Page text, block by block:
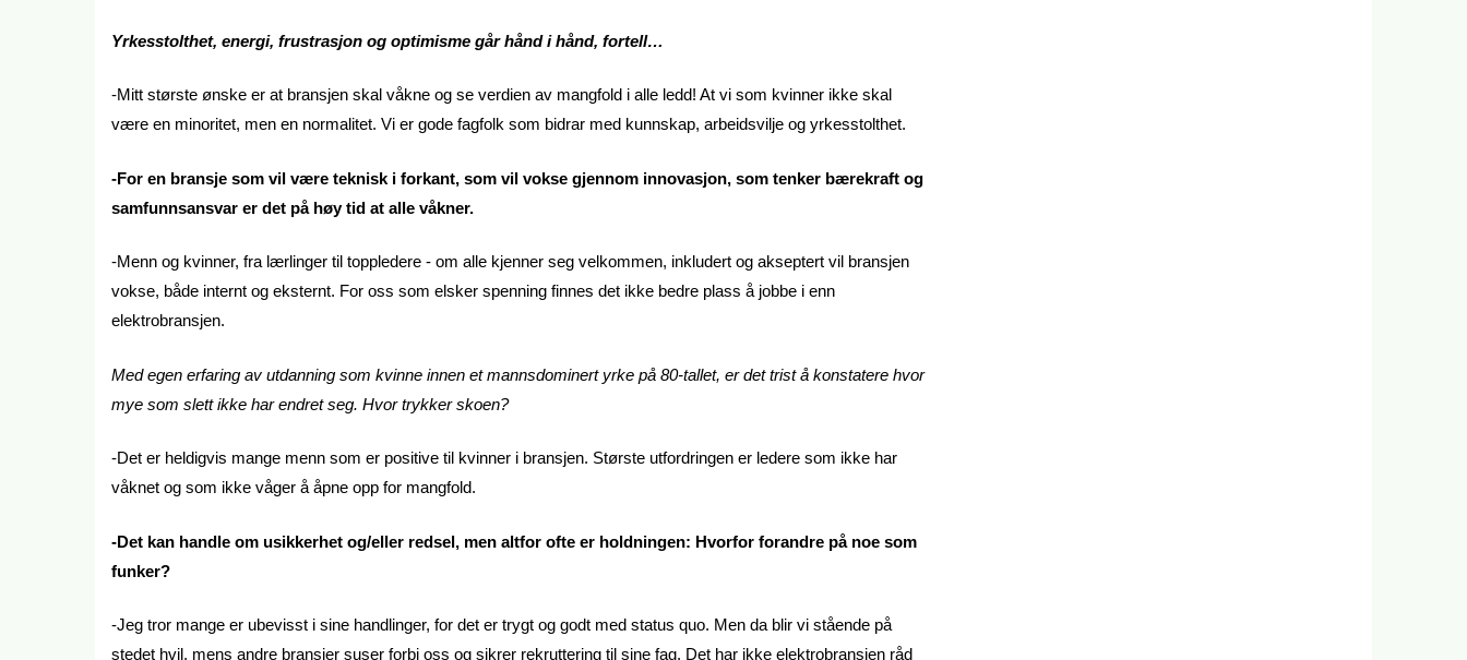
Yrkesstolthet, energi, frustrasjon og optimisme går hånd i hånd, fortell…
-Mitt største ønske er at bransjen skal våkne og se verdien av mangfold i alle ledd! At vi som kvinner ikke skal
være en minoritet, men en normalitet. Vi er gode fagfolk som bidrar med kunnskap, arbeidsvilje og yrkesstolthet.
-For en bransje som vil være teknisk i forkant, som vil vokse gjennom innovasjon, som tenker bærekraft og
samfunnsansvar er det på høy tid at alle våkner.
-Menn og kvinner, fra lærlinger til toppledere - om alle kjenner seg velkommen, inkludert og akseptert vil bransjen
vokse, både internt og eksternt. For oss som elsker spenning finnes det ikke bedre plass å jobbe i enn
elektrobransjen.
Med egen erfaring av utdanning som kvinne innen et mannsdominert yrke på 80-tallet, er det trist å konstatere hvor
mye som slett ikke har endret seg. Hvor trykker skoen?
-Det er heldigvis mange menn som er positive til kvinner i bransjen. Største utfordringen er ledere som ikke har
våknet og som ikke våger å åpne opp for mangfold.
-Det kan handle om usikkerhet og/eller redsel, men altfor ofte er holdningen: Hvorfor forandre på noe som
funker?
-Jeg tror mange er ubevisst i sine handlinger, for det er trygt og godt med status quo. Men da blir vi stående på
stedet hvil, mens andre bransjer suser forbi oss og sikrer rekruttering til sine fag. Det har ikke elektrobransjen råd